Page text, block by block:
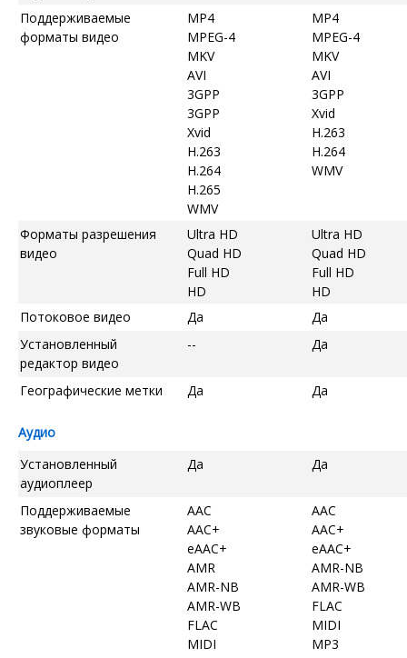
Поддерживаемые
форматы видео
MP4
MPEG-4
MKV
AVI
3GPP
3GPP
Xvid
H.263
H.264
H.265
WMV
MP4
MPEG-4
MKV
AVI
3GPP
Xvid
H.263
H.264
WMV
Форматы разрешения
видео
Ultra HD
Quad HD
Full HD
HD
Ultra HD
Quad HD
Full HD
HD
Потоковое видео
Да
Да
Установленный
редактор видео
-- Да
Географические метки Да Да
Аудио
Установленный
аудиоплеер
Да Да
Поддерживаемые
звуковые форматы
AAC
AAC+
eAAC+
AMR
AMR-NB
AMR-WB
FLAC
MIDI
AAC
AAC+
eAAC+
AMR-NB
AMR-WB
FLAC
MIDI
MP3